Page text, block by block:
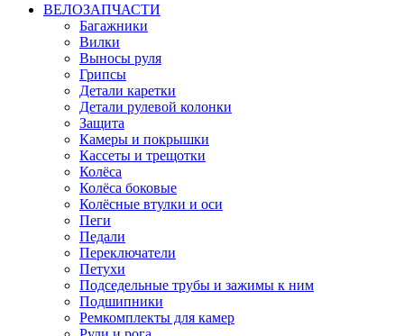
ВЕЛОЗАПЧАСТИ
Багажники
Вилки
Выносы руля
Грипсы
Детали каретки
Детали рулевой колонки
Защита
Камеры и покрышки
Кассеты и трещотки
Колёса
Колёса боковые
Колёсные втулки и оси
Пеги
Педали
Переключатели
Петухи
Подседельные трубы и зажимы к ним
Подшипники
Ремкомплекты для камер